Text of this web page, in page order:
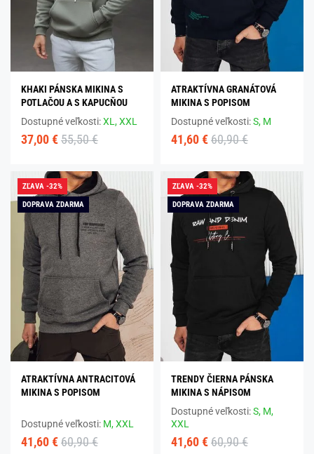
KHAKI PÁNSKA MIKINA S
POTLAČOU A S KAPUCŇOU
Dostupné veľkosti:XL,XXL
37,00 € 55,50 €
ATRAKTÍVNA GRANÁTOVÁ
MIKINA S POPISOM
Dostupné veľkosti:S, M
41,60 € 60,90 €
ZĽAVA -32%
DOPRAVA ZDARMA
ATRAKTÍVNA ANTRACITOVÁ
MIKINA S POPISOM
Dostupné veľkosti: M,XXL
41,60 € 60,90 €
ZĽAVA -32%
DOPRAVA ZDARMA
TRENDY ČIERNA PÁNSKA
MIKINA S NÁPISOM
Dostupné veľkosti:S, M,
XXL
41,60 € 60,90 €